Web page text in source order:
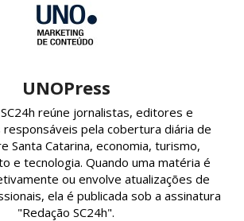
UNOPress
reúne jornalistas, editores e
pela cobertura diária de
Santa Catarina, economia, turismo,
e tecnologia. Quando uma matéria é
ou envolve atualizações de
ela é publicada sob a assinatura
"Redação SC24h".